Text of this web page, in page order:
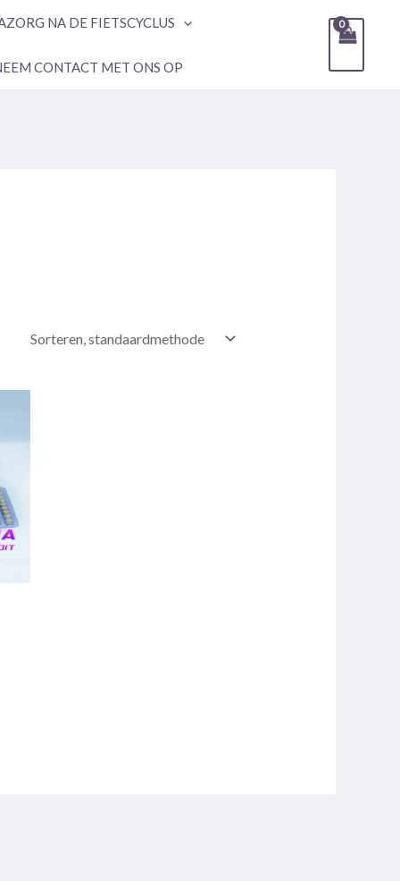
NA DE FIETSCYCLUS
CONTACT MET ONS OP